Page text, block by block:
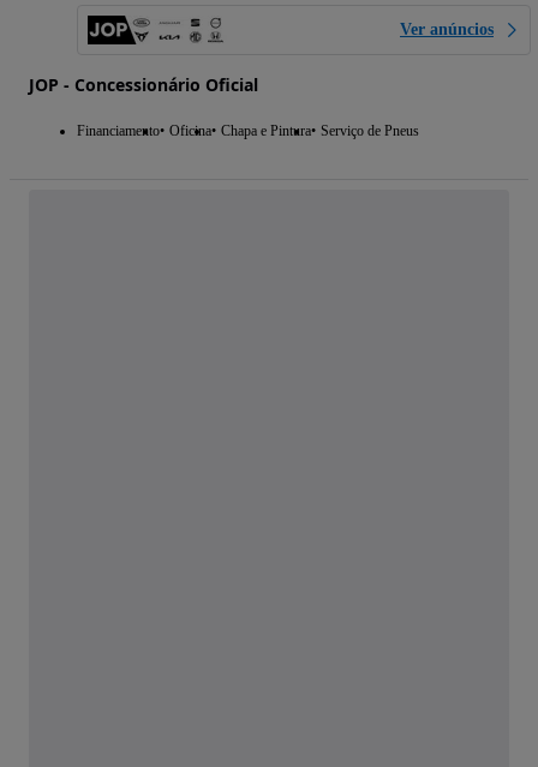
Ver anúncios
JOP - Concessionário Oficial
Financiamento Oficina Chapa e Pintura Serviço de Pneus